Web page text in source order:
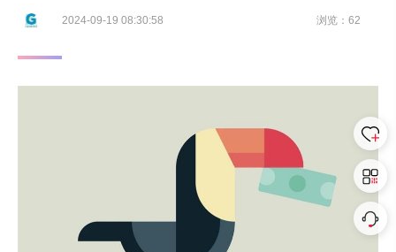
2024-09-19 08:30:58 浏览：62